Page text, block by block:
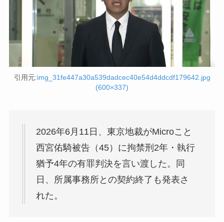
引用元:img_31fe447a30a539dadcec40e54d4ddcdf179642.jpg
(600×337)
2026年6月11日、東京地裁がMicroこと
西宮佑騎被告（45）に拘禁刑2年・執行
猶予4年の有罪判決を言い渡した。同
日、所属事務所との契約終了も発表さ
れた。